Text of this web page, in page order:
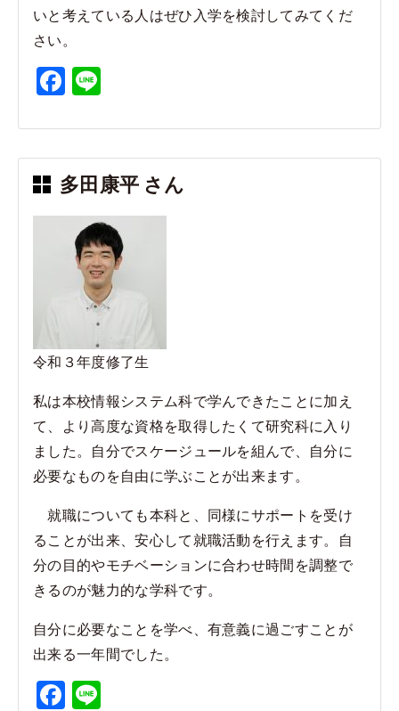
いと考えている人はぜひ入学を検討してみてくだ
さい。
F
c
e
b
o
o
k
e
多田康平 さん
令和３年度修了生
私は本校情報システム科で学んできたことに加え
て、より高度な資格を取得したくて研究科に入り
ました。自分でスケージュールを組んで、自分に
必要なものを自由に学ぶことが出来ます。
就職についても本科と、同様にサポートを受け
ることが出来、安心して就職活動を行えます。自
分の目的やモチベーションに合わせ時間を調整で
きるのが魅力的な学科です。
自分に必要なことを学べ、有意義に過ごすことが
出来る一年間でした。
F